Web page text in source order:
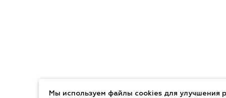
Мы используем файлы cookies для улучшения